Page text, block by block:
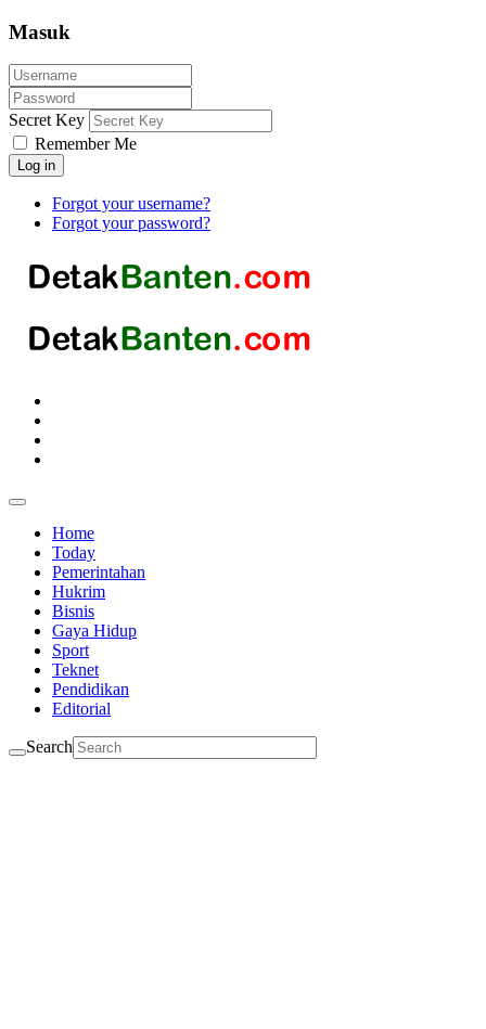
Masuk
Secret Key
Remember Me
Log in
Forgot your username?
Forgot your password?
Home
Today
Pemerintahan
Hukrim
Bisnis
Gaya Hidup
Sport
Teknet
Pendidikan
Editorial
Search